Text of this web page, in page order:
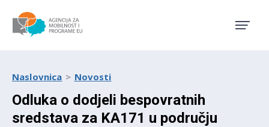
Naslovnica Novosti
Odluka o dodjeli bespovratnih
sredstava za KA171 u području